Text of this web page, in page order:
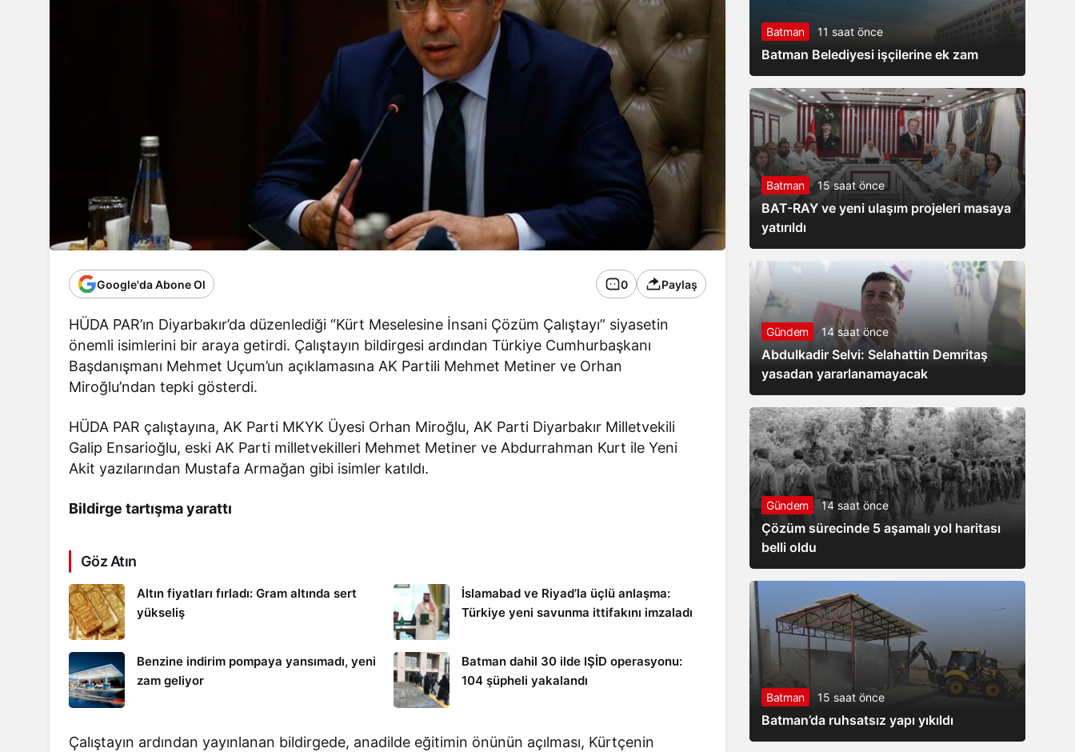
Google'da Abone Ol 0 Paylaş
HÜDA PAR’ın Diyarbakır’da düzenlediği “Kürt Meselesine İnsani Çözüm Çalıştayı” siyasetin
önemli isimlerini bir araya getirdi. Çalıştayın bildirgesi ardından Türkiye Cumhurbaşkanı
Başdanışmanı Mehmet Uçum’un açıklamasına AK Partili Mehmet Metiner ve Orhan
Miroğlu’ndan tepki gösterdi.
HÜDA PAR çalıştayına, AK Parti MKYK Üyesi Orhan Miroğlu, AK Parti Diyarbakır Milletvekili
Galip Ensarioğlu, eski AK Parti milletvekilleri Mehmet Metiner ve Abdurrahman Kurt ile Yeni
Akit yazılarından Mustafa Armağan gibi isimler katıldı.
Bildirge tartışma yarattı
Göz Atın
Altın fiyatları fırladı: Gram altında sert
yükseliş
İslamabad ve Riyad’la üçlü anlaşma:
Türkiye yeni savunma ittifakını imzaladı
Benzine indirim pompaya yansımadı, yeni
zam geliyor
Batman dahil 30 ilde IŞİD operasyonu:
104 şüpheli yakalandı
Çalıştayın ardından yayınlanan bildirgede, anadilde eğitimin önünün açılması, Kürtçenin
yollar
Batman 11 saat önce
Batman Belediyesi işçilerine ek zam
Batman 15 saat önce
BAT-RAY ve yeni ulaşım projeleri masaya
yatırıldı
Gündem 14 saat önce
Abdulkadir Selvi: Selahattin Demritaş
yasadan yararlanamayacak
Gündem 14 saat önce
Çözüm sürecinde 5 aşamalı yol haritası
belli oldu
Batman 15 saat önce
Batman’da ruhsatsız yapı yıkıldı